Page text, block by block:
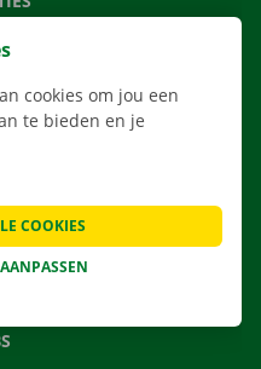
VRAGEN
cookies om jou een
te bieden en je
COOKIES